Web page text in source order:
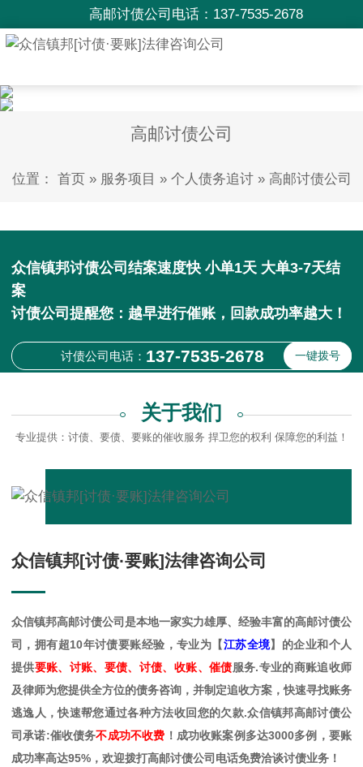
高邮讨债公司电话： 137-7535-2678
高邮讨债公司
位置： 首页» 服务项目 » 个人债务追讨» 高邮讨债公司
众信镇邦讨债公司结案速度快 小单1天 大单3-7天结
案
讨债公司提醒您：越早进行催账，回款成功率越大！
讨债公司电话： 137-7535-2678 一键拨号
关于我们
专业提供：讨债、要债、要账的催收服务 捍卫您的权利 保障您的利益！
众信镇邦[讨债·要账]法律咨询公司
众信镇邦高邮讨债公司是本地一家实力雄厚、经验丰富的高邮讨债公
司，拥有超10年讨债要账经验，专业为【江苏全境】的企业和个人
提供要账、讨账、要债、讨债、收账、催债服务.专业的商账追收师
及律师为您提供全方位的债务咨询，并制定追收方案，快速寻找账务
逃逸人，快速帮您通过各种方法收回您的欠款.众信镇邦高邮讨债公
司承诺:催收债务不成功不收费 ！成功收账案例多达3000多例，要账
成功率高达95%，欢迎拨打高邮讨债公司电话免费洽谈讨债业务！